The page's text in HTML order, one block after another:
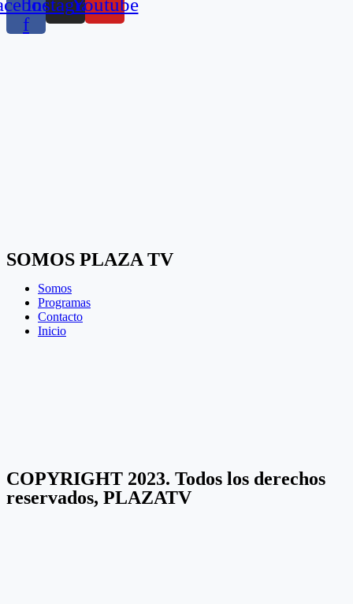
f
SOMOS PLAZA TV
Somos
Programas
Contacto
Inicio
COPYRIGHT 2023. Todos los derechos
reservados, PLAZATV